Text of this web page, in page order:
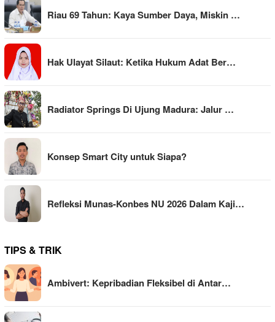
Riau 69 Tahun: Kaya Sumber Daya, Miskin …
Hak Ulayat Silaut: Ketika Hukum Adat Ber…
Radiator Springs Di Ujung Madura: Jalur …
Konsep Smart City untuk Siapa?
Refleksi Munas-Konbes NU 2026 Dalam Kaji…
TIPS & TRIK
Ambivert: Kepribadian Fleksibel di Antar…